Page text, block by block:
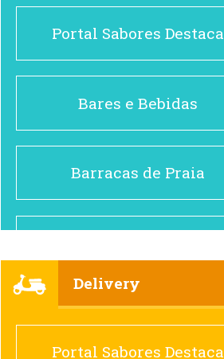
Portal Sabores Destaca
Bares e Bebidas
Barracas de Praia
Cafés
Delivery
Portal Sabores Destaca